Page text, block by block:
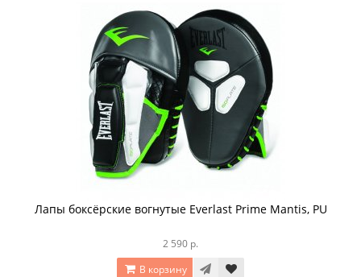
Лапы боксёрские вогнутые Everlast Prime Mantis, PU
2 590 р.
В корзину